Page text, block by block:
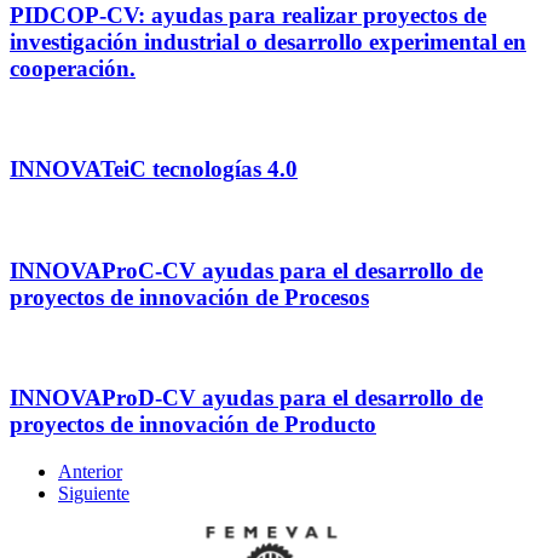
PIDCOP-CV: ayudas para realizar proyectos de
investigación industrial o desarrollo experimental en
cooperación.
INNOVATeiC tecnologías 4.0
INNOVAProC-CV ayudas para el desarrollo de
proyectos de innovación de Procesos
INNOVAProD-CV ayudas para el desarrollo de
proyectos de innovación de Producto
Anterior
Siguiente